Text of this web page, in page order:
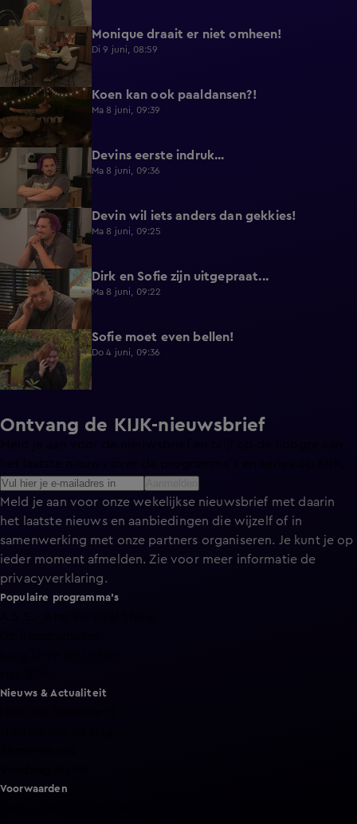
0:29 Monique draait er niet omheen!
Di 9 juni, 08:59
0:38 Koen kan ook paaldansen?!
Ma 8 juni, 09:39
0:30 Devins eerste indruk...
Ma 8 juni, 09:36
0:25 Devin wil iets anders dan gekkies!
Ma 8 juni, 09:25
0:26 Dirk en Sofie zijn uitgepraat...
Ma 8 juni, 09:22
1:13 Sofie moet even bellen!
Do 4 juni, 09:36
Ontvang de KIJK-nieuwsbrief
Meld je aan voor onze wekelijkse nieuwsbrief met daarin
het laatste nieuws en aanbiedingen die wijzelf of in
samenwerking met onze partners organiseren. Je kunt je op
ieder moment afmelden. Zie voor meer informatie de
privacyverklaring.
Populaire programma's
Nieuws & Actualiteit
Voorwaarden